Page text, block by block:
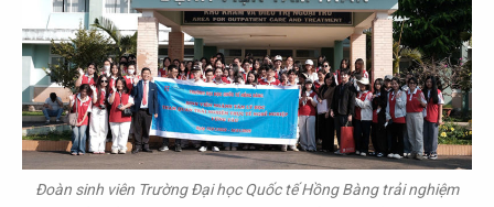
Đoàn sinh viên Trường Đại học Quốc tế Hồng Bàng trải nghiệm